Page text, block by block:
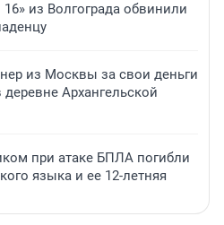
из Волгограда обвинили
из Москвы за свои деньги
Архангельской
при атаке БПЛА погибли
языка и ее 12-летняя